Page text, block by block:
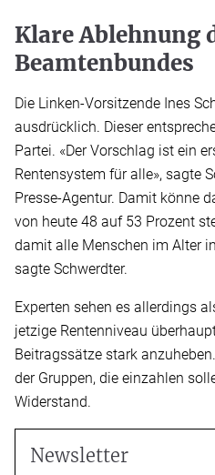
Klare Ablehnung
Beamtenbundes
Die Linken-Vorsitzende Ines
ausdrücklich. Dieser
Partei. «Der Vorschlag ist ein
Rentensystem für alle», sagte
Presse-Agentur. Damit könne
von heute 48 auf 53 Prozent
damit alle Menschen im Alter
sagte Schwerdter.
Experten sehen es allerdings
jetzige Rentenniveau
Beitragssätze stark
der Gruppen, die einzahlen
Widerstand.
Newsletter